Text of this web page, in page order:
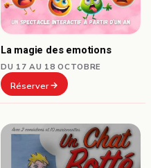
La magie des emotions
DU 17 AU 18 OCTOBRE
Réserver